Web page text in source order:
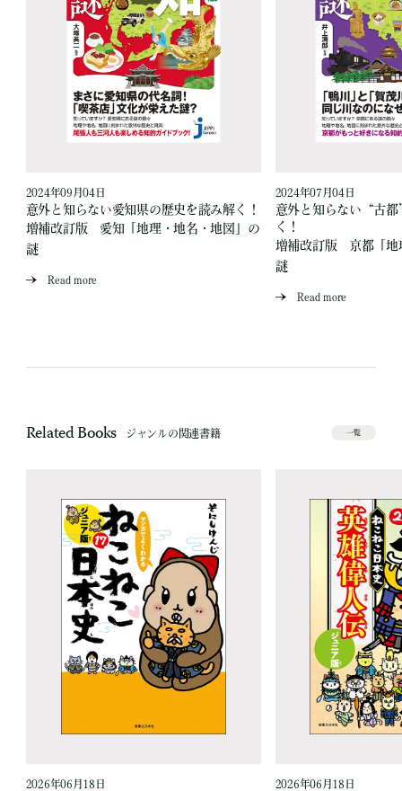
2024年09月04日
意外と知らない愛知県の歴史を読み解く！
増補改訂版 愛知「地理・地名・地図」の
謎
Read more
2024年07月04日
意外と知らない“古
く！
増補改訂版 京都「地
謎
Read more
Related Books ジャンルの関連書籍 一覧
2026年06月18日 2026年06月18日